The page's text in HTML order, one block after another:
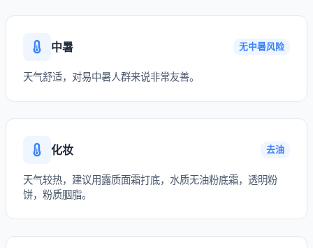
中暑 无中暑风险
天气舒适，对易中暑人群来说非常友善。
化妆 去油
天气较热，建议用露质面霜打底，水质无油粉底霜，透明粉
饼，粉质胭脂。